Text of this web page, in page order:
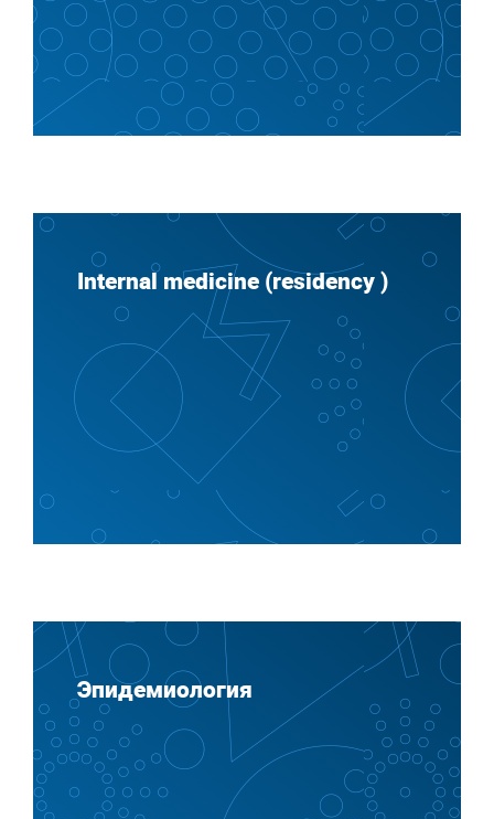
Internal medicine (residency )
Эпидемиология